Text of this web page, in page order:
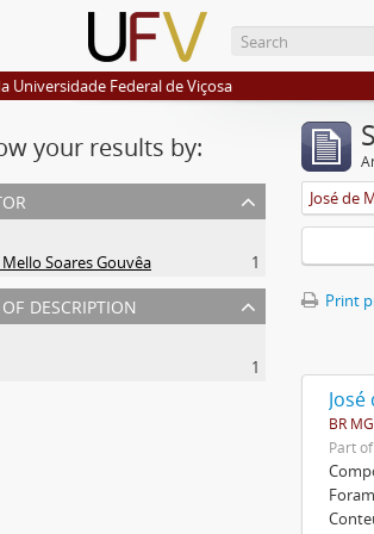
Universidade Federal de Viçosa
your results by:
Mello Soares Gouvêa
1
description
1
José de
Print
BR
Part of